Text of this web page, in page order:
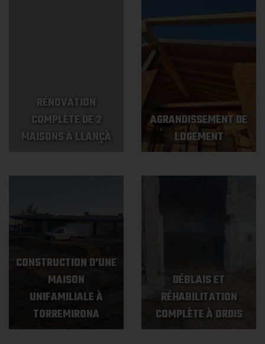
RÉNOVATION
COMPLÈTE DE 2
MAISONS À LLANÇÀ
AGRANDISSEMENT DE
LOGEMENT
CONSTRUCTION D'UNE
MAISON
UNIFAMILIALE À
TORREMIRONA
DÉBLAIS ET
RÉHABILITATION
COMPLÈTE À ORDIS